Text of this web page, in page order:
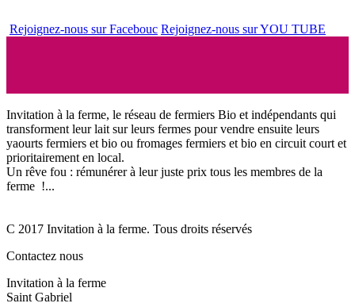
Rejoignez-nous sur Facebouc Rejoignez-nous sur YOU TUBE
Invitation à la ferme, le réseau de fermiers Bio et indépendants qui
transforment leur lait sur leurs fermes pour vendre ensuite leurs
yaourts fermiers et bio ou fromages fermiers et bio en circuit court et
prioritairement en local.
Un rêve fou : rémunérer à leur juste prix tous les membres de la
ferme !...
C 2017 Invitation à la ferme. Tous droits réservés
Contactez nous
Invitation à la ferme
Saint Gabriel